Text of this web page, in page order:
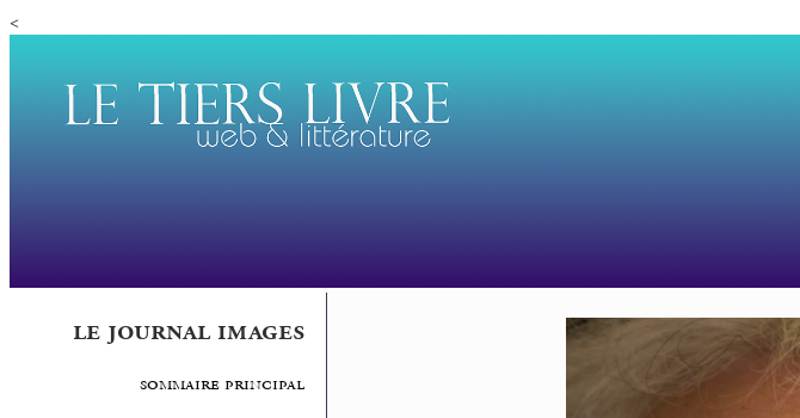
<
le journal images
sommaire principal